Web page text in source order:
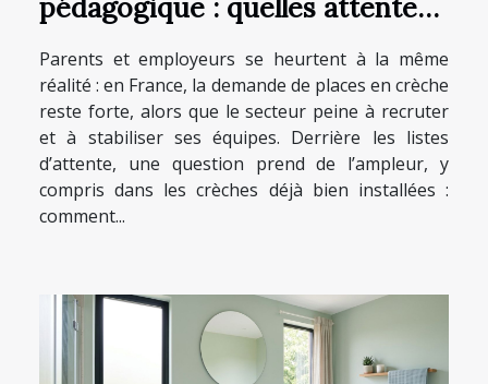
pédagogique : quelles attentes
Parents et employeurs se heurtent à la même
réalité : en France, la demande de places en crèche
reste forte, alors que le secteur peine à recruter
et à stabiliser ses équipes. Derrière les listes
d’attente, une question prend de l’ampleur, y
compris dans les crèches déjà bien installées :
comment...